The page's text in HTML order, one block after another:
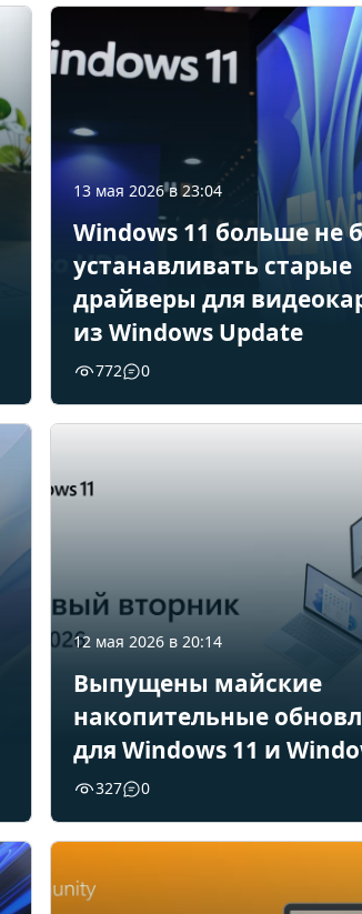
13 мая 2026 в 23:04
Windows 11 больше не
устанавливать старые
драйверы для
из Windows Update
772 0
12 мая 2026 в 20:14
Выпущены майские
накопительные
для Windows 11 и
327 0